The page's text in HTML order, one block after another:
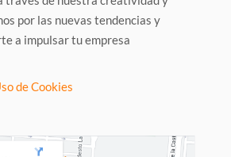
por las nuevas tendencias y
a impulsar tu empresa
de Cookies